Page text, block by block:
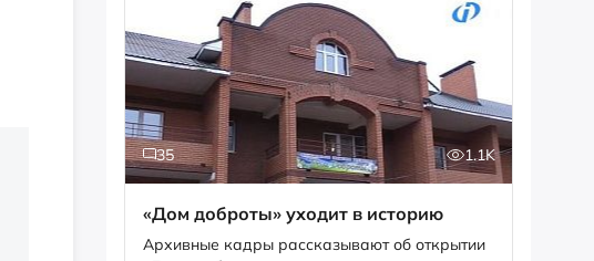
35 1.1K
«Дом доброты» уходит в историю
Архивные кадры рассказывают об открытии